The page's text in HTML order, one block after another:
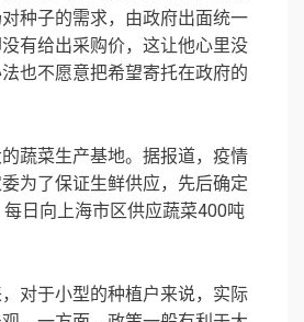
种子的需求，由政府出面统一
有给出采购价，这让他心里没
也不愿意把希望寄托在政府的
蔬菜生产基地。据报道，疫情
为了保证生鲜供应，先后确定
日向上海市区供应蔬菜400吨
对于小型的种植户来说，实际